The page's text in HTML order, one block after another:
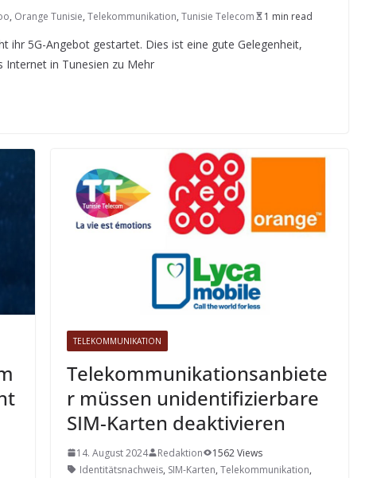
, Orange Tunisie, Telekommunikation, Tunisie Telecom 1 min read
ihr 5G-Angebot gestartet. Dies ist eine gute Gelegenheit,
Internet in Tunesien zu Mehr
TELEKOMMUNIKATION
Telekommunikationsanbiete
r müssen unidentifizierbare
SIM-Karten deaktivieren
14. August 2024 Redaktion
1562 Views
Identitätsnachweis, SIM-Karten, Telekommunikation,